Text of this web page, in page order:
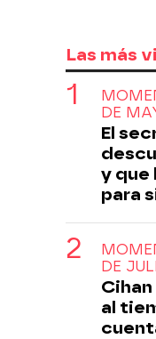
Las más
DE
El
y que
para
DE
al